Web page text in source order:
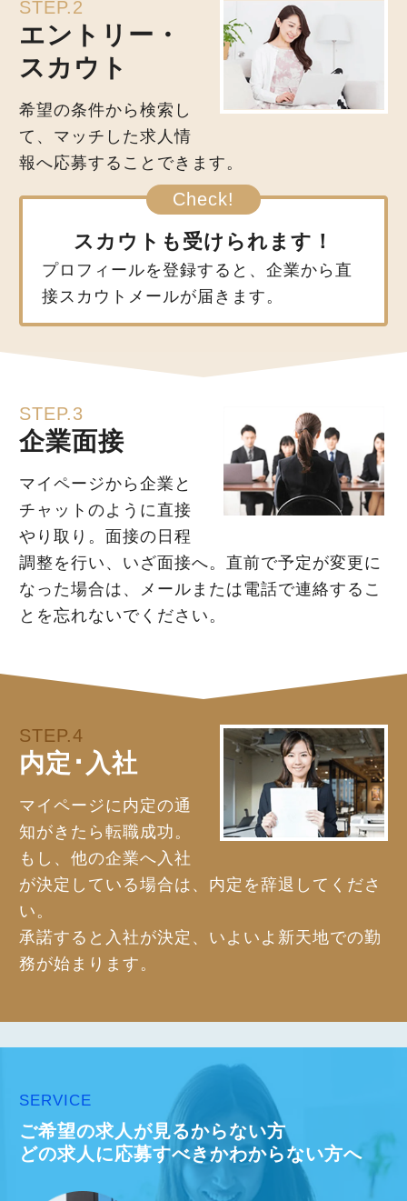
STEP.2
エントリー・
スカウト
希望の条件から検索し
て、マッチした求人情
報へ応募することできます。
スカウトも受けられます！
プロフィールを登録すると、企業から直
接スカウトメールが届きます。
STEP.3
企業面接
マイページから企業と
チャットのように直接
やり取り。面接の日程
調整を行い、いざ面接へ。直前で予定が変更に
なった場合は、メールまたは電話で連絡するこ
とを忘れないでください。
STEP.4
内定･入社
マイページに内定の通
知がきたら転職成功。
もし、他の企業へ入社
が決定している場合は、内定を辞退してくださ
い。
承諾すると入社が決定、いよいよ新天地での勤
務が始まります。
SERVICE
ご希望の求人が見るからない方
どの求人に応募すべきかわからない方へ